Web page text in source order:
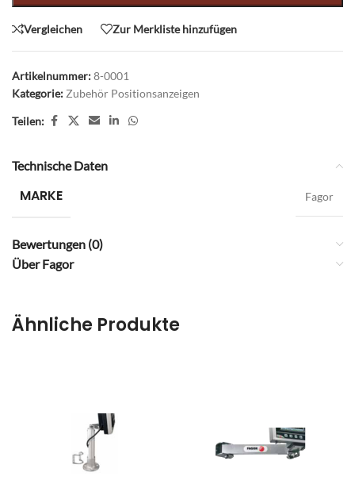
Vergleichen Zur Merkliste hinzufügen
Artikelnummer:8-0001
Kategorie: Zubehör Positionsanzeigen
Teilen:
Technische Daten
MARKE Fagor
Bewertungen (0)
Über Fagor
Ähnliche Produkte